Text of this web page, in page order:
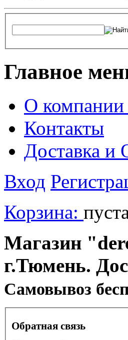
Главное
О
Контакты
Доставка и
Вход
Корзина:
Магазин
г.Тюмень.
Cамовывоз
Обратная связь